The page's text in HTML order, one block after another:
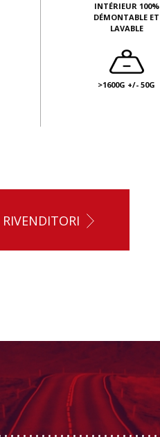
INTÉRIEUR 100%
DÉMONTABLE ET
LAVABLE
>1600G +/- 50G
RIVENDITORI